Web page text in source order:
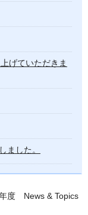
げていただきま
ました。
度 News & Topics